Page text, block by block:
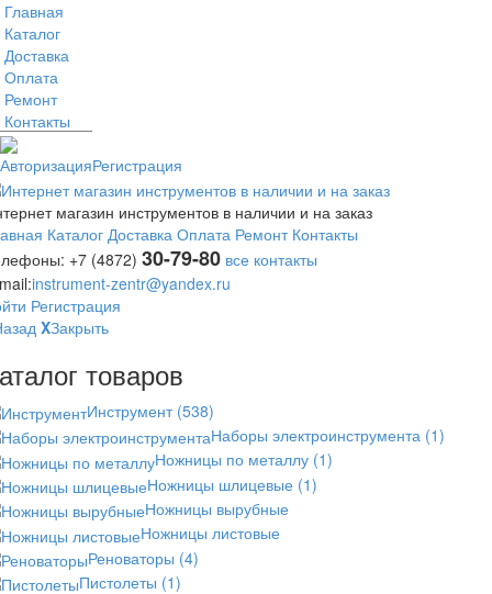
Главная
Каталог
Доставка
Оплата
Ремонт
Контакты
АвторизацияРегистрация
магазин инструментов в наличии и на заказ
Каталог Доставка Оплата Ремонт Контакты
+7 (4872) 30-79-80 все контакты
instrument-zentr@yandex.ru
Регистрация
XЗакрыть
товаров
Инструмент (538)
Наборы электроинструмента (1)
Ножницы по металлу (1)
Ножницы шлицевые (1)
Ножницы вырубные
Ножницы листовые
Реноваторы (4)
Пистолеты (1)